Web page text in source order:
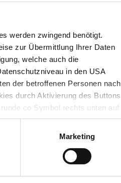
werden zwingend benötigt.
zur Übermittlung Ihrer Daten
welche auch die
in den USA
der betroffenen Personen nach
durch Aktivierung des Buttons
co Symbol rechts unten auf
der aufgrund der
zum Datenschutz finden Sie
Marketing
About FHV
Career
Library
Cafeteria & Café Campus